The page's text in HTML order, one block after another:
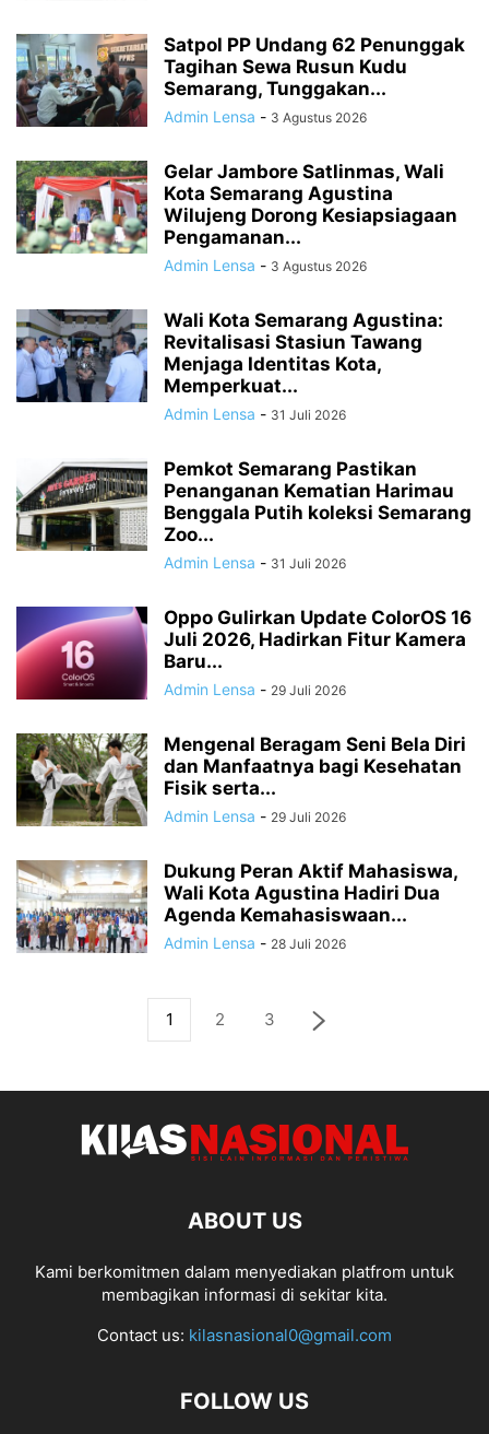
Satpol PP Undang 62 Penunggak
Tagihan Sewa Rusun Kudu
Semarang, Tunggakan...
Admin Lensa - 3 Agustus 2026
Gelar Jambore Satlinmas, Wali
Kota Semarang Agustina
Wilujeng Dorong Kesiapsiagaan
Pengamanan...
Admin Lensa - 3 Agustus 2026
Wali Kota Semarang Agustina:
Revitalisasi Stasiun Tawang
Menjaga Identitas Kota,
Memperkuat...
Admin Lensa - 31 Juli 2026
Pemkot Semarang Pastikan
Penanganan Kematian Harimau
Benggala Putih koleksi Semarang
Zoo...
Admin Lensa - 31 Juli 2026
Oppo Gulirkan Update ColorOS 16
Juli 2026, Hadirkan Fitur Kamera
Baru...
Admin Lensa - 29 Juli 2026
Mengenal Beragam Seni Bela Diri
dan Manfaatnya bagi Kesehatan
Fisik serta...
Admin Lensa - 29 Juli 2026
Dukung Peran Aktif Mahasiswa,
Wali Kota Agustina Hadiri Dua
Agenda Kemahasiswaan...
Admin Lensa - 28 Juli 2026
1 2 3
ABOUT US
Kami berkomitmen dalam menyediakan platfrom untuk
membagikan informasi di sekitar kita.
Contact us: kilasnasional0@gmail.com
FOLLOW US